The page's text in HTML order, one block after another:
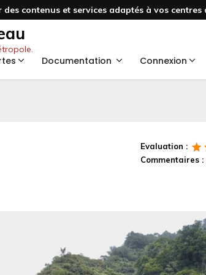
contenus et services adaptés à vos centres
Documentation Connexion
Evaluation :
Commentaires :